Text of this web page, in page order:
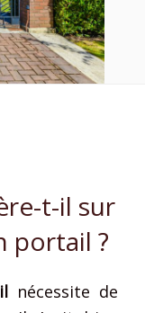
t-il sur
portail ?
nécessite de